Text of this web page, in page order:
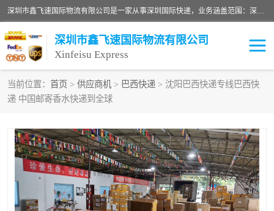
深圳市鑫飞速国际物流有限公司是一家从事深圳国际快递，业务涵盖范围：深圳DHL国际快递、深圳国际快递公司、深圳国际物流公司、深圳国际快递、深圳DHL国际快递电话可拨打全国服务热线：15019287411。欢迎各位亲来人来电到我司洽谈合作。
深圳市鑫飞速国际物流有限公司
Xinfeisu Express
当前位置： 首页 > 供应商机 > 巴西快递 > 沈阳巴西快递专线巴西快
递 中国邮寄香水快递到全球
联邦快递
俄罗斯快递 巴西快递
深圳DHL国际快递 伊朗快递
UPS国际快递 深圳国际快递公司